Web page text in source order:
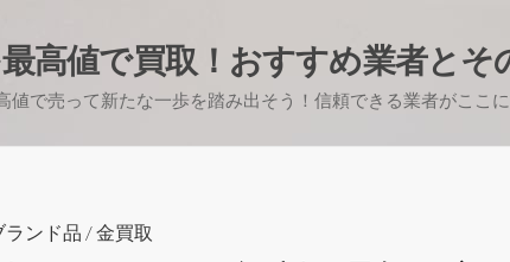
高値で買取！おすすめ業者とそ
値で売って新たな一歩を踏み出そう！信頼できる業者がここに
ランド品 /金買取